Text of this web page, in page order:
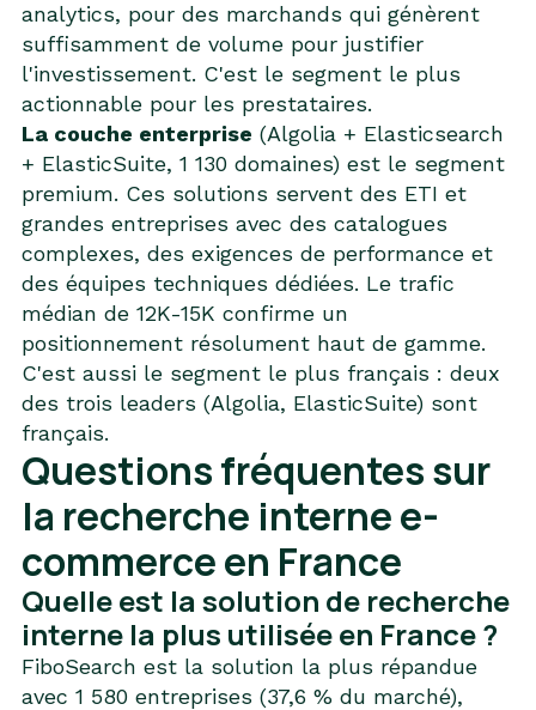
analytics, pour des marchands qui génèrent
suffisamment de volume pour justifier
l'investissement. C'est le segment le plus
actionnable pour les prestataires.
La couche enterprise (Algolia + Elasticsearch
+ ElasticSuite, 1 130 domaines) est le segment
premium. Ces solutions servent des ETI et
grandes entreprises avec des catalogues
complexes, des exigences de performance et
des équipes techniques dédiées. Le trafic
médian de 12K-15K confirme un
positionnement résolument haut de gamme.
C'est aussi le segment le plus français : deux
des trois leaders (Algolia, ElasticSuite) sont
français.
Questions fréquentes sur
la recherche interne e-
commerce en France
Quelle est la solution de recherche
interne la plus utilisée en France ?
FiboSearch est la solution la plus répandue
avec 1 580 entreprises (37,6 % du marché),